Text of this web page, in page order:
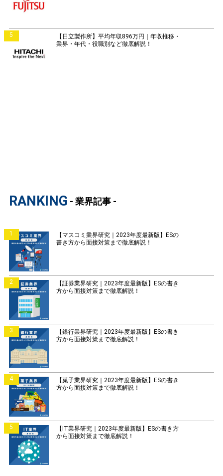
5
【日立製作所】平均年収896万円｜年収推移・
業界・年代・役職別など徹底解説！
RANKING - 業界記事 -
1
【マスコミ業界研究｜2023年度最新版】ESの
書き方から面接対策まで徹底解説！
2
【証券業界研究｜2023年度最新版】ESの書き
方から面接対策まで徹底解説！
3
【銀行業界研究｜2023年度最新版】ESの書き
方から面接対策まで徹底解説！
4
【菓子業界研究｜2023年度最新版】ESの書き
方から面接対策まで徹底解説！
5
【IT業界研究｜2023年度最新版】ESの書き方
から面接対策まで徹底解説！